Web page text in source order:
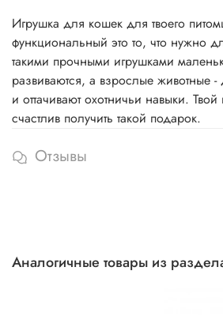
Игрушка для кошек для твоего
функциональный это то, что нужно
такими прочными игрушками
развиваются, а взрослые животные -
и оттачивают охотничьи навыки.
счастлив получить такой подарок.
Отзывы
Аналогичные товары из